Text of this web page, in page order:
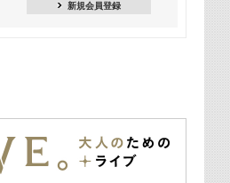
23:00
SUPER EIGHT特集
24:00
新規会員登録